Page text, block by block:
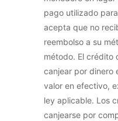
pago utilizado
acepta que no
reembolso a su
método. El crédito
canjear por dinero
valor en efectivo,
ley aplicable. Los
canjearse por